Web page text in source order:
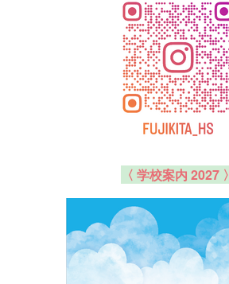
〈 学校案内 2027 〉